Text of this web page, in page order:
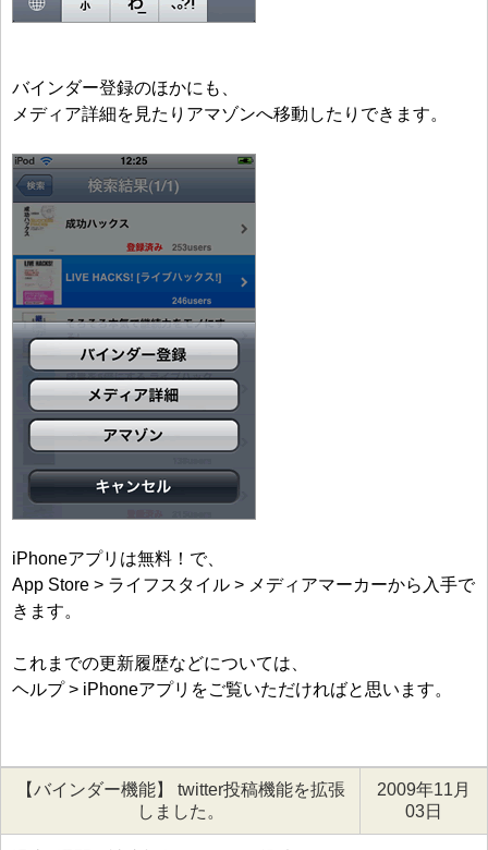
バインダー登録のほかにも、
メディア詳細を見たりアマゾンへ移動したりできます。
iPhoneアプリは無料！で、
App Store > ライフスタイル > メディアマーカーから入手で
きます。
これまでの更新履歴などについては、
ヘルプ > iPhoneアプリをご覧いただければと思います。
【バインダー機能】 twitter投稿機能を拡張
しました。
2009年11月
03日